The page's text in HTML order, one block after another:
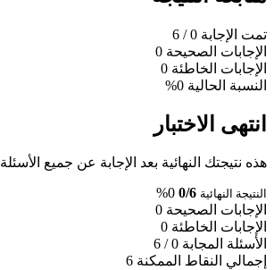
تمت الإجابة 0
/ 6
الإجابات الصحيحة 0
الإجابات الخاطئة 0
النسبة الحالية 0%
انتهى الاختبار
هذه نتيجتك النهائية بعد الإجابة عن جميع الأسئلة.
النتيجة النهائية 0/6
0%
الإجابات الصحيحة 0
الإجابات الخاطئة 0
الأسئلة المجابة 0 / 6
إجمالي النقاط الممكنة 6